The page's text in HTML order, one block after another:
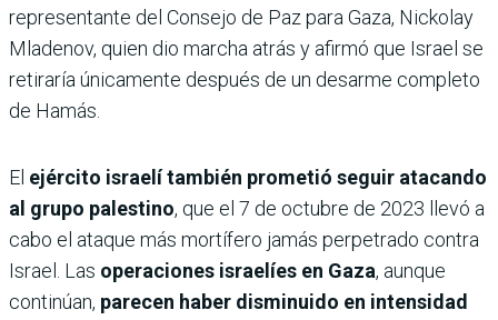
representante del Consejo de Paz para Gaza, Nickolay
Mladenov, quien dio marcha atrás y afirmó que Israel se
retiraría únicamente después de un desarme completo
de Hamás.
El ejército israelí también prometió seguir atacando
al grupo palestino, que el 7 de octubre de 2023 llevó a
cabo el ataque más mortífero jamás perpetrado contra
Israel. Las operaciones israelíes en Gaza, aunque
continúan, parecen haber disminuido en intensidad